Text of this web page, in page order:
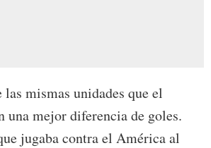
mismas unidades que el
una mejor diferencia de goles.
jugaba contra el América al